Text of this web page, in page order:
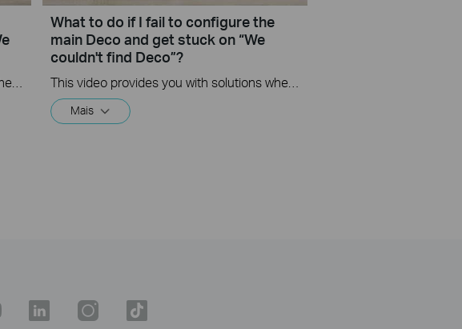
What to do if I fail to configure the
main Deco and get stuck on “We
couldn't find Deco”?
Mais